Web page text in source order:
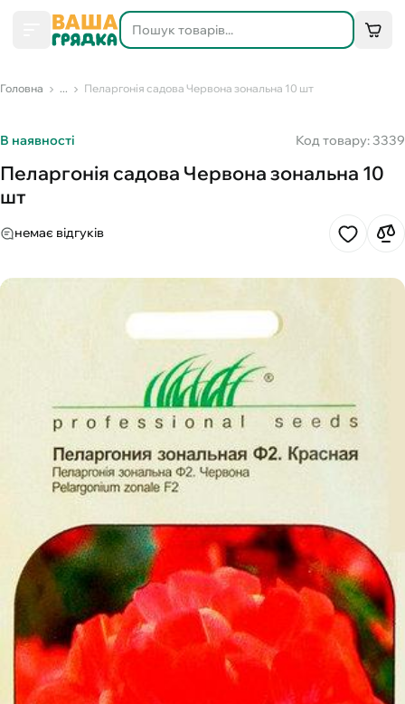
Головна ... Пеларгонія садова Червона зональна 10 шт
В наявності Код товару: 3339
Пеларгонія садова Червона зональна 10
шт
немає відгуків